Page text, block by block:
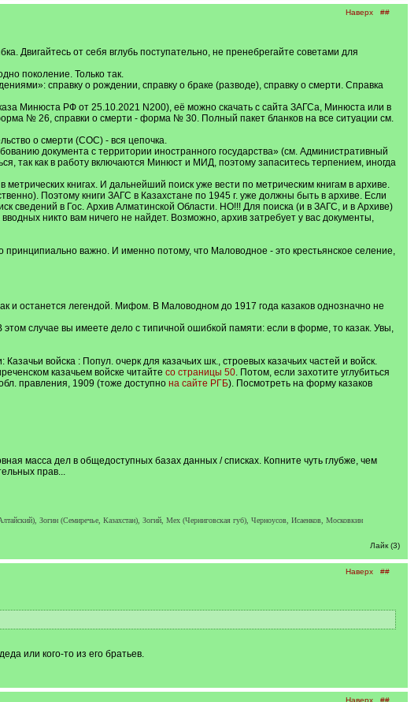
Наверх ##
Двигайтесь от себя вглубь поступательно, не пренебрегайте советами для
поколение. Только так.
справку о рождении, справку о браке (разводе), справку о смерти. Справка
Минюста РФ от 25.10.2021 N200), её можно скачать с сайта ЗАГСа, Минюста или в
№ 26, справки о смерти - форма № 30. Полный пакет бланков на все ситуации см.
о смерти (СОС) - вся цепочка.
документа с территории иностранного государства» (см. Административный
как в работу включаются Минюст и МИД, поэтому запаситесь терпением, иногда
книгах. И дальнейший поиск уже вести по метрическим книгам в архиве.
Поэтому книги ЗАГС в Казахстане по 1945 г. уже должны быть в архиве. Если
сведений в Гос. Архив Алматинской Области. НО!!! Для поиска (и в ЗАГС, и в Архиве)
никто вам ничего не найдет. Возможно, архив затребует у вас документы,
важно. И именно потому, что Маловодное - это крестьянское селение,
и останется легендой. Мифом. В Маловодном до 1917 года казаков однозначно не
случае вы имеете дело с типичной ошибкой памяти: если в форме, то казак. Увы,
войска : Попул. очерк для казачьих шк., строевых казачьих частей и войск.
казачьем войске читайте со страницы 50. Потом, если захотите углубиться
правления, 1909 (тоже доступно на сайте РГБ). Посмотреть на форму казаков
масса дел в общедоступных базах данных / списках. Копните чуть глубже, чем
прав...
Зогин (Семиречье, Казахстан), Зогий, Мех (Черниговская губ), Черноусов, Исаенков, Московкин
Лайк (3)
Наверх ##
или кого-то из его братьев.
Наверх ##